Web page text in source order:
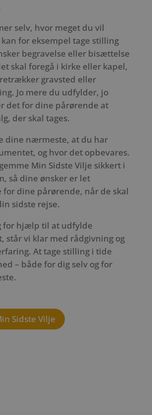
selv, hvor meget du vil
for eksempel tage stilling
begravelse eller bisættelse
skal foregå i kirke eller kapel,
gravsted eller
Jo mere du udfylder, jo
det for dine pårørende at
der skal tages.
dine nærmeste, at du har
og hvor det opbevares.
Min Sidste Vilje sikkert i
så dine ønsker er let
dine pårørende, når de skal
sidste rejse.
for hjælp til at udfylde
står vi klar med rådgivning og
At tage stilling i tide
– både for dig selv og for
Sidste Vilje